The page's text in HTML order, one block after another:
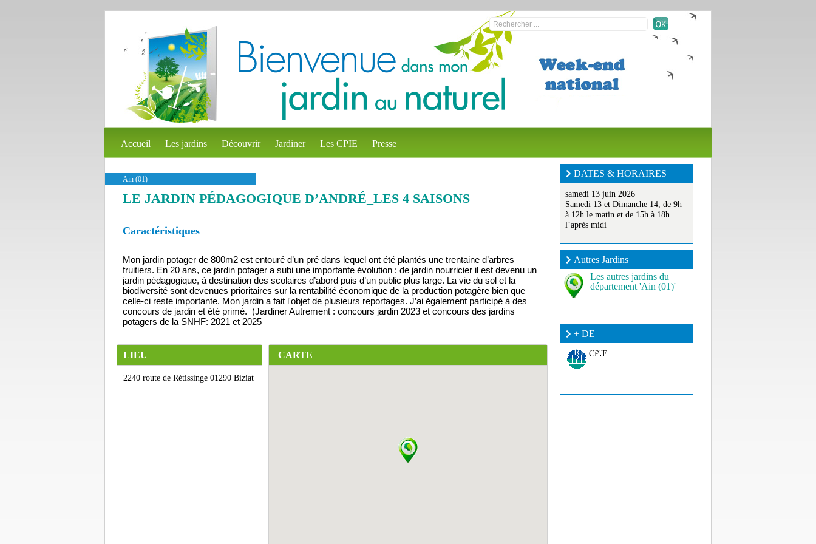
Accueil Les jardins Découvrir Jardiner Les CPIE Presse
Ain (01)
LE JARDIN PÉDAGOGIQUE D’ANDRÉ_LES 4 SAISONS
Caractéristiques
Mon jardin potager de 800m2 est entouré d’un pré dans lequel ont été plantés une trentaine d’arbres
fruitiers. En 20 ans, ce jardin potager a subi une importante évolution : de jardin nourricier il est devenu un
jardin pédagogique, à destination des scolaires d’abord puis d’un public plus large. La vie du sol et la
biodiversité sont devenues prioritaires sur la rentabilité économique de la production potagère bien que
celle-ci reste importante. Mon jardin a fait l'objet de plusieurs reportages. J’ai également participé à des
concours de jardin et été primé. (Jardiner Autrement : concours jardin 2023 et concours des jardins
potagers de la SNHF: 2021 et 2025
LIEU
2240 route de Rétissinge 01290 Biziat
CARTE
DATES & HORAIRES
samedi 13 juin 2026
Samedi 13 et Dimanche 14, de 9h
à 12h le matin et de 15h à 18h
l’après midi
Autres Jardins
Les autres jardins du
département 'Ain (01)'
+ DE
RENSEIGNEMENT ?
CPIE